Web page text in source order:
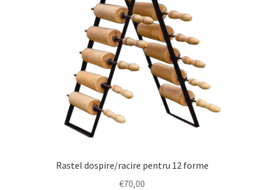
Rastel dospire/racire pentru 12 forme
€70,00